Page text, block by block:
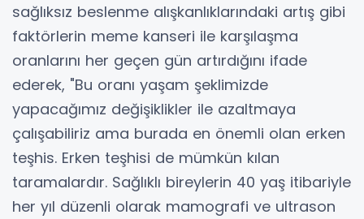
sağlıksız beslenme alışkanlıklarındaki artış gibi
faktörlerin meme kanseri ile karşılaşma
oranlarını her geçen gün artırdığını ifade
ederek, "Bu oranı yaşam şeklimizde
yapacağımız değişiklikler ile azaltmaya
çalışabiliriz ama burada en önemli olan erken
teşhis. Erken teşhisi de mümkün kılan
taramalardır. Sağlıklı bireylerin 40 yaş itibariyle
her yıl düzenli olarak mamografi ve ultrason